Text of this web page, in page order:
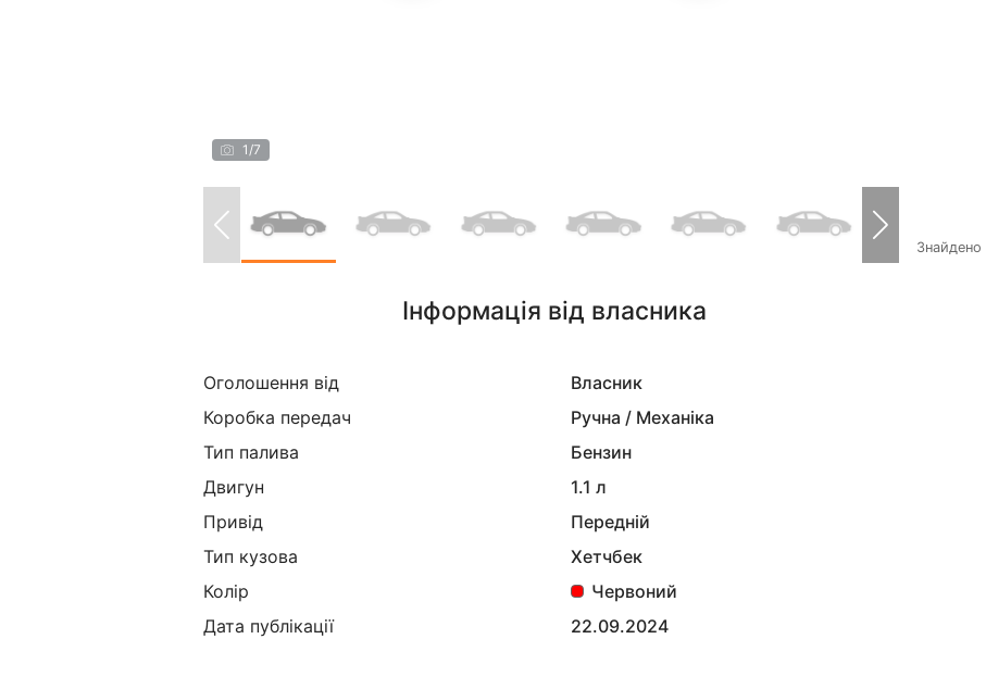
1 /7
Знайдено
Інформація від власника
Оголошення від
Власник
Коробка передач
Ручна / Механіка
Тип палива
Бензин
Двигун
1.1 л
Привід
Передній
Тип кузова
Хетчбек
Колір
Червоний
Дата публікації
22.09.2024